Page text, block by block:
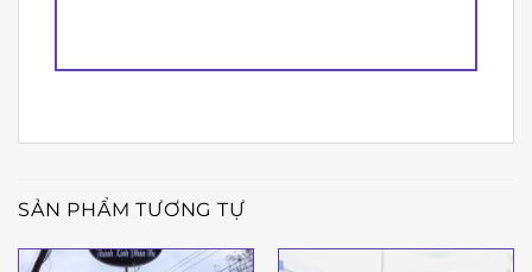
SẢN PHẨM TƯƠNG TỰ